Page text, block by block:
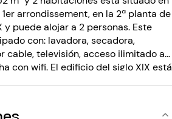
arrondissement, en la 2ª planta de
y puede alojar a 2 personas. Este
con: lavadora, secadora,
cable, televisión, acceso ilimitado a
del siglo XIX está